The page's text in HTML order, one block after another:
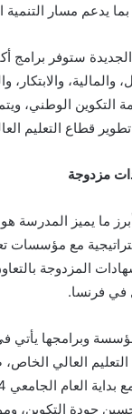
يدعم مسار التنمية
ستوفر برامج
والمالية،
التكوين الوطني،
قطاع التعليم
مزدوجة
ما يميز المدرسة
مع مؤسسات
المزدوجة
في فرنسا.
وبرامجها يأتي
التعليم العالي
جودة التكوين،